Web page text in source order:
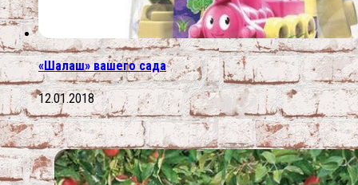
«Шалаш» вашего сада
12.01.2018